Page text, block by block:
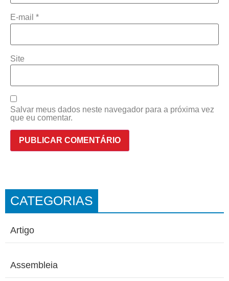
E-mail *
Site
Salvar meus dados neste navegador para a próxima vez
que eu comentar.
CATEGORIAS
Artigo
Assembleia